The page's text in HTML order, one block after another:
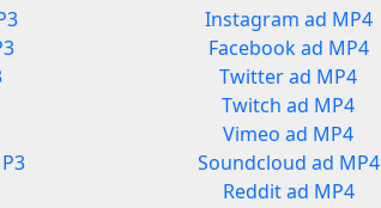
Instagram ad MP4
Facebook ad MP4
Twitter ad MP4
Twitch ad MP4
Vimeo ad MP4
Soundcloud ad MP4
Reddit ad MP4